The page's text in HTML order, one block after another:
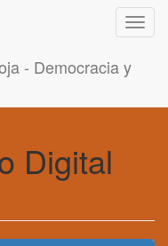
- Democracia y
Digital